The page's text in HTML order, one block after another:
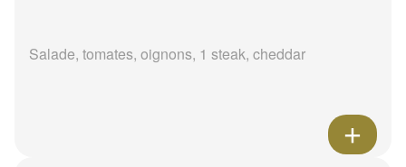
Salade, tomates, oignons, 1 steak, cheddar